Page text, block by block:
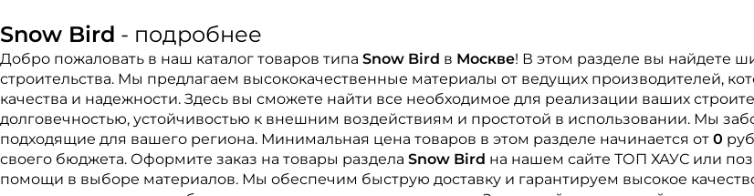
Snow Bird - подробнее
Добро пожаловать в наш каталог товаров типа Snow Bird в Москве! В этом разделе вы найдете
строительства. Мы предлагаем высококачественные материалы от ведущих производителей,
качества и надежности. Здесь вы сможете найти все необходимое для реализации ваших
долговечностью, устойчивостью к внешним воздействиям и простотой в использовании. Мы
подходящие для вашего региона. Минимальная цена товаров в этом разделе начинается от 0
своего бюджета. Оформите заказ на товары раздела Snow Bird на нашем сайте ТОП ХАУС или
помощи в выборе материалов. Мы обеспечим быструю доставку и гарантируем высокое